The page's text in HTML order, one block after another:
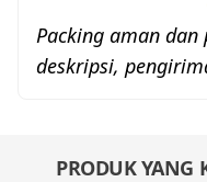
Packing aman dan
deskripsi,
PRODUK YANG